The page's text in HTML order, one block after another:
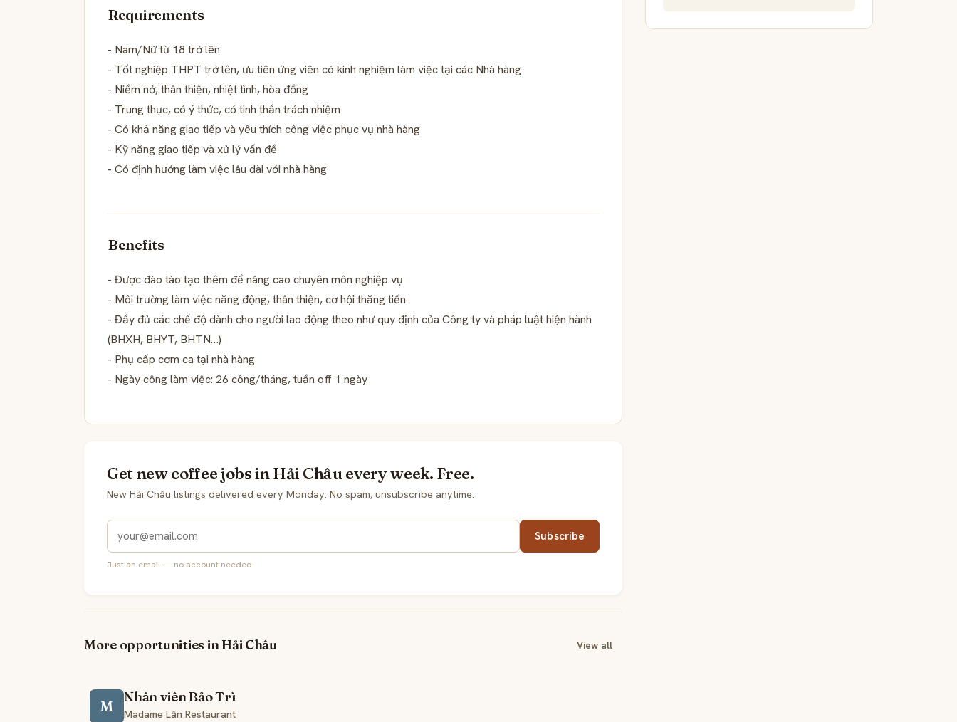
Requirements
- Nam/Nữ từ 18 trở lên
- Tốt nghiệp THPT trở lên, ưu tiên ứng viên có kinh nghiệm làm việc tại các Nhà hàng
- Niềm nở, thân thiện, nhiệt tình, hòa đồng
- Trung thực, có ý thức, có tinh thần trách nhiệm
- Có khả năng giao tiếp và yêu thích công việc phục vụ nhà hàng
- Kỹ năng giao tiếp và xử lý vấn đề
- Có định hướng làm việc lâu dài với nhà hàng
Benefits
- Được đào tào tạo thêm để nâng cao chuyên môn nghiệp vụ
- Môi trường làm việc năng động, thân thiện, cơ hội thăng tiến
- Đầy đủ các chế độ dành cho người lao động theo như quy định của Công ty và pháp luật hiện hành
(BHXH, BHYT, BHTN…)
- Phụ cấp cơm ca tại nhà hàng
- Ngày công làm việc: 26 công/tháng, tuần off 1 ngày
Get new coffee jobs in Hải Châu every week. Free.
New Hải Châu listings delivered every Monday. No spam, unsubscribe anytime.
Subscribe
Just an email — no account needed.
More opportunities in Hải Châu View all
M
Nhân viên Bảo Trì
Madame Lân Restaurant